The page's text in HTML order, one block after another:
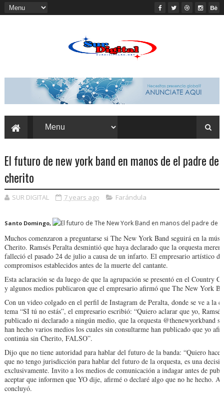
El futuro de new york band en manos de el padre de
cherito
SUR DIGITAL 7 years ago Farándula
Santo Domingo,
Muchos comenzaron a preguntarse si The New York Band seguirá en la
Cherito. Ramsés Peralta desmintió que haya declarado que la orquesta
falleció el pasado 24 de julio a causa de un infarto. El empresario artístico
compromisos establecidos antes de la muerte del cantante.
Esta aclaración se da luego de que la agrupación se presentó en el Country
y algunos medios publicaron que el empresario afirmó que The New York
Con un video colgado en el perfil de Instagram de Peralta, donde se ve a la
tema “SI tú no estás”, el empresario escribió: “Quiero aclarar que yo,
publicado ni declarado a ningún medio, que la orquesta @thenewyorkband
han hecho varios medios los cuales sin consultarme han publicado que yo
continúa sin Cherito, FALSO”.
Dijo que no tiene autoridad para hablar del futuro de la banda: “Quiero
que no tengo jurisdicción para hablar del futuro de la orquesta, es una
exclusivamente. Invito a los medios de comunicación a indagar antes de
aceptar que informen que YO dije, afirmé o declaré algo que no he hecho.
concluyó.